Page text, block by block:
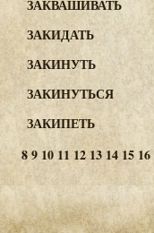
ЗАКВАШИВАТЬ
ЗАКИДАТЬ
ЗАКИНУТЬ
ЗАКИНУТЬСЯ
ЗАКИПЕТЬ
89 10 11 12 13 14 15 16